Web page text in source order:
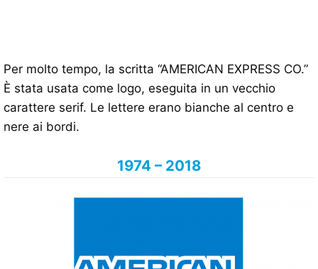
Per molto tempo, la scritta “AMERICAN EXPRESS CO.”
È stata usata come logo, eseguita in un vecchio
carattere serif. Le lettere erano bianche al centro e
nere ai bordi.
1974 – 2018